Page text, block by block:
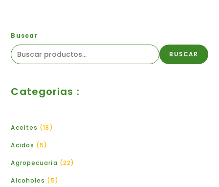
Buscar
BUSCAR
Categorias :
Aceites 18
Acidos 5
Agropecuaria 22
Alcoholes 5